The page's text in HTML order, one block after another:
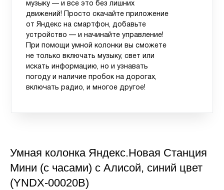
музыку — и все это без лишних
движений! Просто скачайте приложение
от Яндекс на смартфон, добавьте
устройство — и начинайте управление!
При помощи умной колонки вы сможете
не только включать музыку, свет или
искать информацию, но и узнавать
погоду и наличие пробок на дорогах,
включать радио, и многое другое!
Умная колонка Яндекс.Новая Станция
Мини (с часами) с Алисой, синий цвет
(YNDX-00020B)